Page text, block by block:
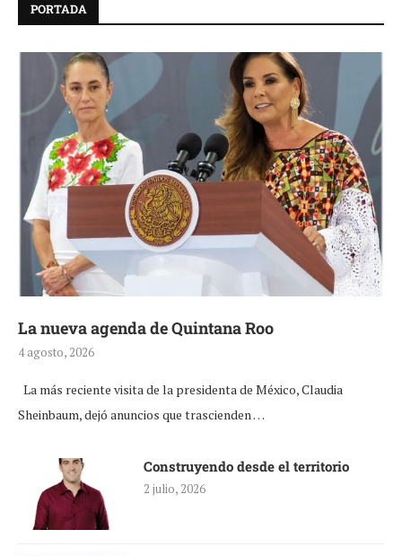
PORTADA
La nueva agenda de Quintana Roo
4 agosto, 2026
La más reciente visita de la presidenta de México, Claudia
Sheinbaum, dejó anuncios que trascienden …
Construyendo desde el territorio
2 julio, 2026